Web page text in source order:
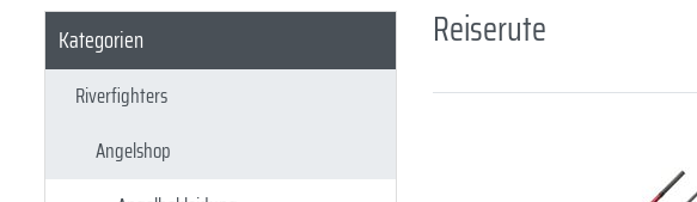
Kategorien
Riverfighters
Angelshop
Reiserute